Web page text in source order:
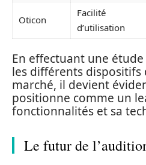
Oticon
Facilité
d’utilisation
En effectuant une
les différents dispositifs
marché, il devient
positionne comme un
fonctionnalités et sa
Le futur de